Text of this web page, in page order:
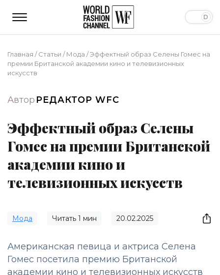
Главная /Статьи /Мода /Эффектный образ Селены Гомес на
премии Британской академии кино и телевизионных
искусств
Автор РЕДАКТОР WFC
Эффектный образ Селены
Гомес на премии Британской
академии кино и
телевизионных искусств
Мода Читать 1 мин 20.02.2025
Американская певица и актриса Селена
Гомес посетила премию Британской
академии кино и телевизионных искусств